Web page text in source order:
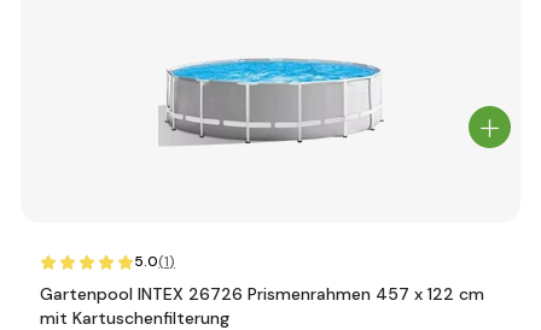
5.0(1)
Gartenpool INTEX 26726 Prismenrahmen 457 x 122 cm
mit Kartuschenfilterung